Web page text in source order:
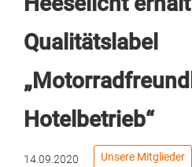
Qualitätslabel
Hotelbetrieb“
14.09.2020 Unsere Mitglieder